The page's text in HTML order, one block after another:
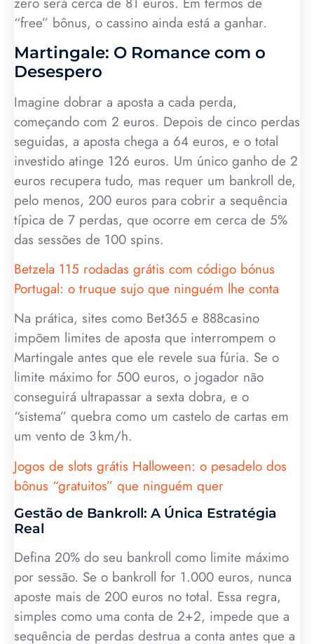
“free” bônus, o cassino ainda está a ganhar.
Martingale: O Romance com o
Desespero
Imagine dobrar a aposta a cada perda,
começando com 2 euros. Depois de cinco perdas
seguidas, a aposta chega a 64 euros, e o total
investido atinge 126 euros. Um único ganho de 2
euros recupera tudo, mas requer um bankroll de,
pelo menos, 200 euros para cobrir a sequência
típica de 7 perdas, que ocorre em cerca de 5%
das sessões de 100 spins.
Betzela 115 rodadas grátis com código bónus
Portugal: o truque sujo que ninguém lhe conta
Na prática, sites como Bet365 e 888casino
impõem limites de aposta que interrompem o
Martingale antes que ele revele sua fúria. Se o
limite máximo for 500 euros, o jogador não
conseguirá ultrapassar a sexta dobra, e o
“sistema” quebra como um castelo de cartas em
um vento de 3 km/h.
Jogos de slots grátis Halloween: o pesadelo dos
bônus “gratuitos” que ninguém quer
Gestão de Bankroll: A Única Estratégia
Real
Defina 20% do seu bankroll como limite máximo
por sessão. Se o bankroll for 1.000 euros, nunca
aposte mais de 200 euros no total. Essa regra,
simples como uma conta de 2+2, impede que a
sequência de perdas destrua a conta antes que a